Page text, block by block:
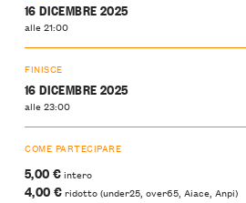
16 DICEMBRE 2025
alle 21:00
FINISCE
16 DICEMBRE 2025
alle 23:00
COME PARTECIPARE
5,00 €intero
4,00 €ridotto (under25, over65, Aiace, Anpi)